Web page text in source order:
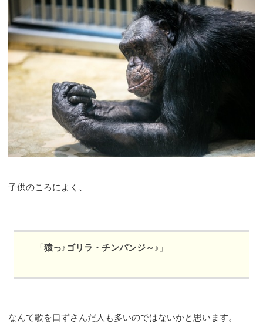
子供のころによく、
「猿っ♪ゴリラ・チンパンジ～♪ 」
なんて歌を口ずさんだ人も多いのではないかと思います。